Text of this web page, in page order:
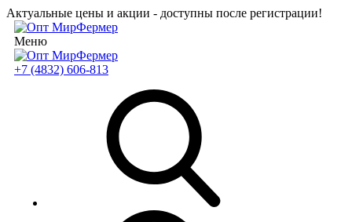
Актуальные цены и акции - доступны после регистрации!
Меню
+7 (4832) 606-813